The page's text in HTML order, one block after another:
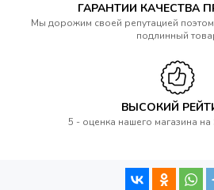
ГАРАНТИИ КАЧЕСТВА
Мы дорожим своей репутацией
подлинный
ВЫСОКИЙ
5 - оценка нашего магазина